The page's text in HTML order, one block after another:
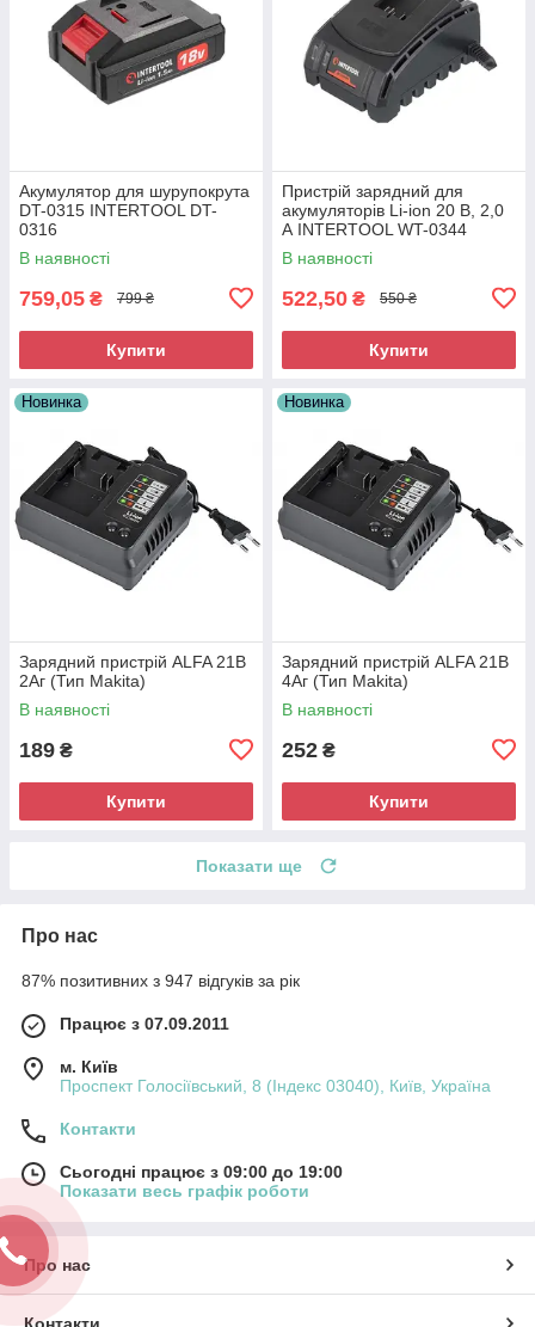
Акумулятор для шурупокрута
DT-0315 INTERTOOL DT-
0316
В наявності
759,05 ₴ 799 ₴
Купити
Пристрій зарядний для
акумуляторів Li-ion 20 В, 2,0
А INTERTOOL WT-0344
В наявності
522,50 ₴ 550 ₴
Купити
Новинка
Зарядний пристрій ALFA 21В
2Аг (Тип Makita)
В наявності
189 ₴
Купити
Новинка
Зарядний пристрій ALFA 21В
4Аг (Тип Makita)
В наявності
252 ₴
Купити
Показати ще
Про нас
87% позитивних з 947 відгуків за рік
Працює з 07.09.2011
м. Київ
Проспект Голосіївський, 8 (Індекс 03040), Київ, Україна
Контакти
Сьогодні працює з 09:00 до 19:00
Показати весь графік роботи
Про нас